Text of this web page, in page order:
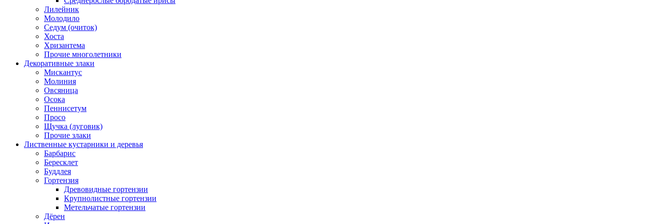
Лилейник
Молодило
Седум (очиток)
Хоста
Хризантема
Прочие многолетники
Декоративные злаки
Мискантус
Молиния
Овсяница
Осока
Пеннисетум
Просо
Щучка (луговик)
Прочие злаки
Лиственные кустарники и деревья
Барбарис
Бересклет
Буддлея
Гортензия
Древовидные гортензии
Крупнолистные гортензии
Метельчатые гортензии
Дёрен